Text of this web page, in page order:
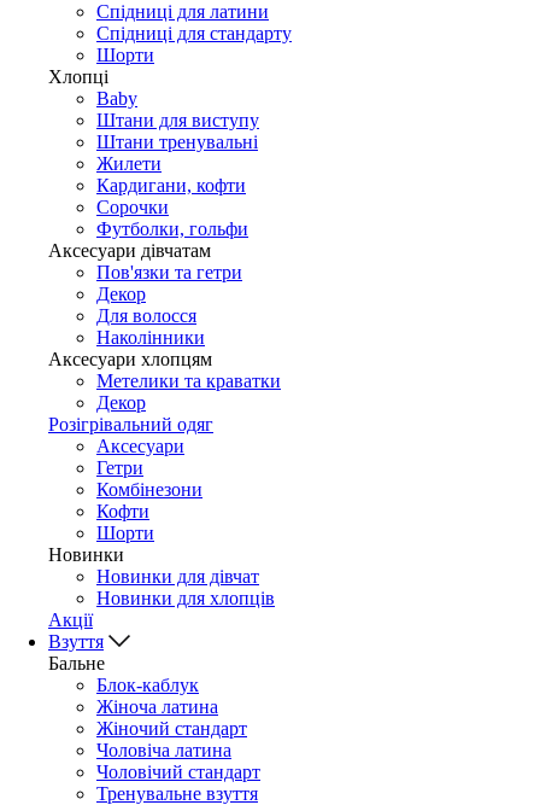
Спідниці для латини
Спідниці для стандарту
Шорти
Хлопці
Baby
Штани для виступу
Штани тренувальні
Жилети
Кардигани, кофти
Сорочки
Футболки, гольфи
Аксесуари дівчатам
Пов'язки та гетри
Декор
Для волосся
Наколінники
Аксесуари хлопцям
Метелики та краватки
Декор
Розігрівальний одяг
Аксесуари
Гетри
Комбінезони
Кофти
Шорти
Новинки
Новинки для дівчат
Новинки для хлопців
Акції
Взуття
Бальне
Блок-каблук
Жіноча латина
Жіночий стандарт
Чоловіча латина
Чоловічий стандарт
Тренувальне взуття